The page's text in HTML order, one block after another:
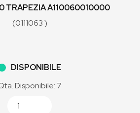
TRAPEZIA A110060010000
(0111063 )
DISPONIBILE
Disponibile: 7